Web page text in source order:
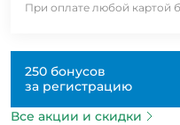
При оплате любой картой
250 бонусов
за регистрацию
Все акции и скидки